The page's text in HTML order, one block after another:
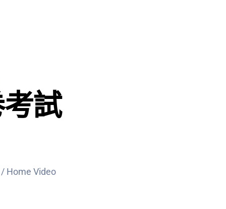
試
/ Home Video